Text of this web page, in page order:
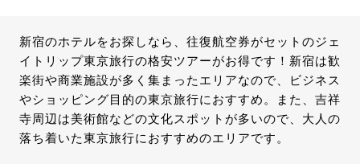
新宿のホテルをお探しなら、往復航空券がセットのジェ
イトリップ東京旅行の格安ツアーがお得です！新宿は歓
楽街や商業施設が多く集まったエリアなので、ビジネス
やショッピング目的の東京旅行におすすめ。また、吉祥
寺周辺は美術館などの文化スポットが多いので、大人の
落ち着いた東京旅行におすすめのエリアです。